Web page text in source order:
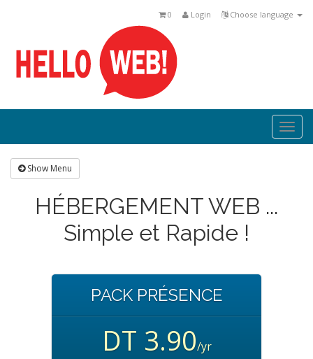
Choose language
Login
0
Show Menu
HÉBERGEMENT WEB ...
Simple et Rapide !
PACK PRÉSENCE
DT 3.90/yr